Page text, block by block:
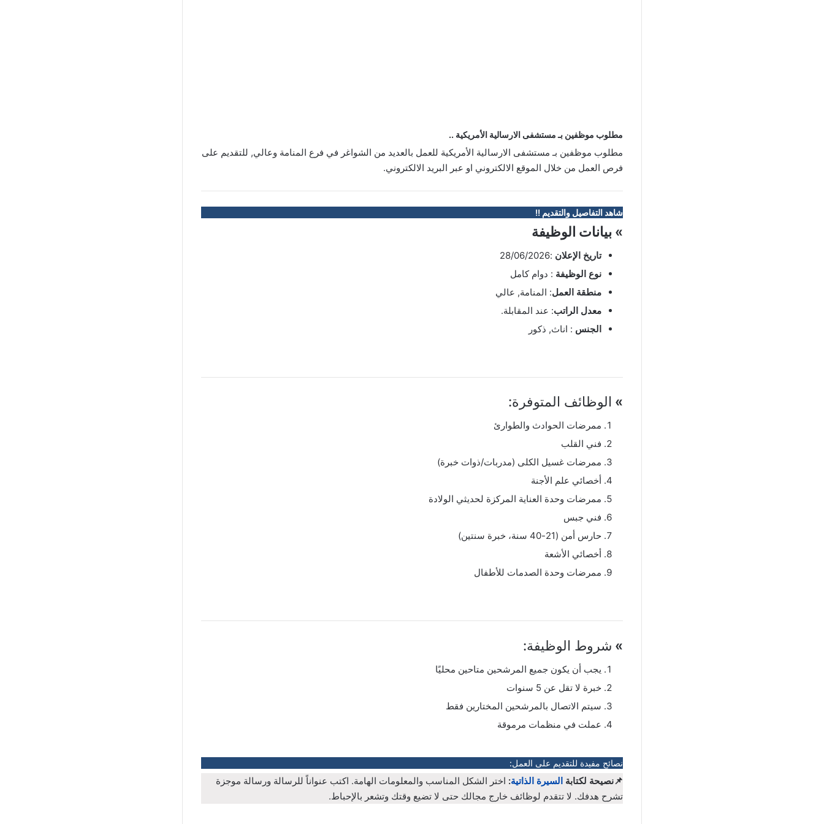
مطلوب موظفين بـ مستشفى الارسالية الأمريكية ..
مطلوب موظفين بـ مستشفى الارسالية الأمريكية للعمل بالعديد من الشواغر في فرع المنامة وعالي, للتقديم على
فرص العمل من خلال الموقع الالكتروني او عبر البريد الالكتروني.
شاهد التفاصيل والتقديم !!
» بيانات الوظيفة
تاريخ الإعلان :28/06/2026
نوع الوظيفة : دوام كامل
منطقة العمل: المنامة, عالي
معدل الراتب: عند المقابلة.
الجنس : اناث, ذكور
» الوظائف المتوفرة:
ممرضات الحوادث والطوارئ
فني القلب
ممرضات غسيل الكلى (مدربات/ذوات خبرة)
أخصائي علم الأجنة
ممرضات وحدة العناية المركزة لحديثي الولادة
فني جبس
حارس أمن (21-40 سنة، خبرة سنتين)
أخصائي الأشعة
ممرضات وحدة الصدمات للأطفال
» شروط الوظيفة:
يجب أن يكون جميع المرشحين متاحين محليًا
خبرة لا تقل عن 5 سنوات
سيتم الاتصال بالمرشحين المختارين فقط
عملت في منظمات مرموقة
نصائح مفيدة للتقديم على العمل:
📌نصيحة لكتابة السيرة الذاتية: اختر الشكل المناسب والمعلومات الهامة. اكتب عنواناً للرسالة ورسالة موجزة
تشرح هدفك. لا تتقدم لوظائف خارج مجالك حتى لا تضيع وقتك وتشعر بالإحباط.